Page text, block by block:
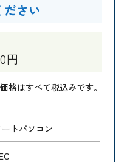
さい
円
格はすべて税込みです。
ートパソコン